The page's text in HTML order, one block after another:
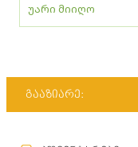
უარი მიიღო
გააზიარე: